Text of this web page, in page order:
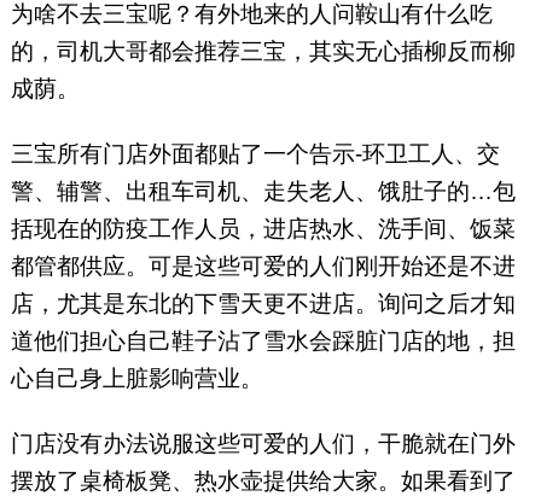
为啥不去三宝呢？有外地来的人问鞍山有什么吃
的，司机大哥都会推荐三宝，其实无心插柳反而柳
成荫。
三宝所有门店外面都贴了一个告示-环卫工人、交
警、辅警、出租车司机、走失老人、饿肚子的…包
括现在的防疫工作人员，进店热水、洗手间、饭菜
都管都供应。可是这些可爱的人们刚开始还是不进
店，尤其是东北的下雪天更不进店。询问之后才知
道他们担心自己鞋子沾了雪水会踩脏门店的地，担
心自己身上脏影响营业。
门店没有办法说服这些可爱的人们，干脆就在门外
摆放了桌椅板凳、热水壶提供给大家。如果看到了